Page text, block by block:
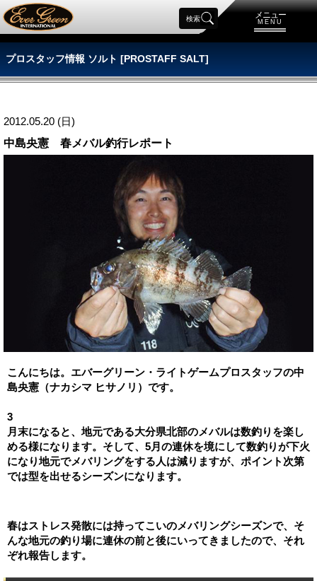
メニュー
MENU
検索
プロスタッフ情報 ソルト [PROSTAFF SALT]
2012.05.20 (日)
中島央憲 春メバル釣行レポート
こんにちは。エバーグリーン・ライトゲームプロスタッフの中
島央憲（ナカシマ ヒサノリ）です。
3
月末になると、地元である大分県北部のメバルは数釣りを楽し
める様になります。そして、5月の連休を境にして数釣りが下火
になり地元でメバリングをする人は減りますが、ポイント次第
では型を出せるシーズンになります。
春はストレス発散には持ってこいのメバリングシーズンで、そ
んな地元の釣り場に連休の前と後にいってきましたので、それ
ぞれ報告します。